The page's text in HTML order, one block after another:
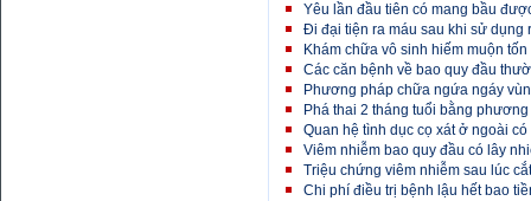
Yêu lần đầu tiên có mang bầu
Đi đại tiện ra máu sau khi sử dụng
Khám chữa vô sinh hiếm muộn
Các căn bệnh về bao quy đầu
Phương pháp chữa ngứa ngáy
Phá thai 2 tháng tuổi bằng
Quan hệ tình dục cọ xát ở ngoài
Viêm nhiễm bao quy đầu có lây
Triệu chứng viêm nhiễm sau lúc
Chi phí điều trị bệnh lậu hết bao